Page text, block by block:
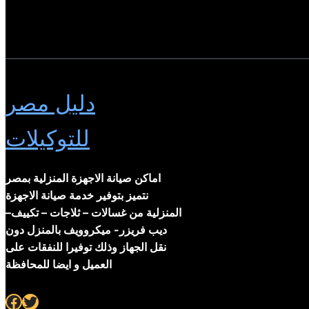
دليل مصر
للتوكيلات
اماكن صيانة الاجهزة المنزلية بمصر
نتميز بتوفير خدمة صيانة الاجهزة
المنزلية من غسالات – ثلاجات – تكييف–
ديب فريزر- ميكروويف بالمنزل دون
نقل الجهاز وذلك توفيرا للنفقات على
العميل و ايضا للمحافظة
Facebook Twitter